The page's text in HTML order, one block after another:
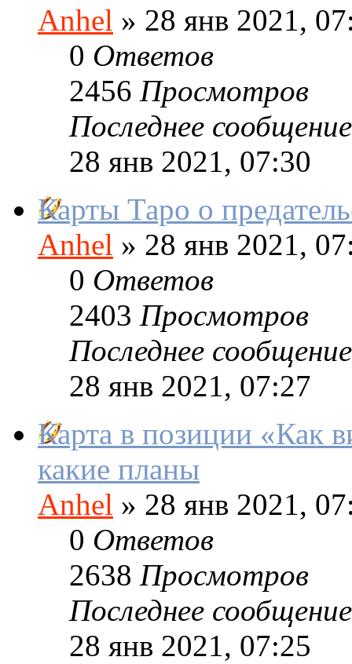
Anhel » 28 янв 2021,
0 Ответов
2456 Просмотров
Последнее сообщение
28 янв 2021, 07:30
Карты Таро о
Anhel » 28 янв 2021,
0 Ответов
2403 Просмотров
Последнее сообщение
28 янв 2021, 07:27
Карта в позиции «Как
какие планы
Anhel » 28 янв 2021,
0 Ответов
2638 Просмотров
Последнее сообщение
28 янв 2021, 07:25